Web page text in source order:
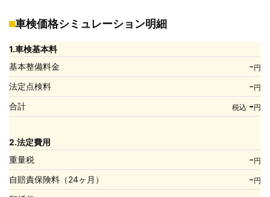
車検価格シミュレーション明細
1.車検基本料
基本整備料金
-円
法定点検料 -円
合計 税込 -円
2.法定費用
重量税
-円
自賠責保険料（24ヶ月） -円